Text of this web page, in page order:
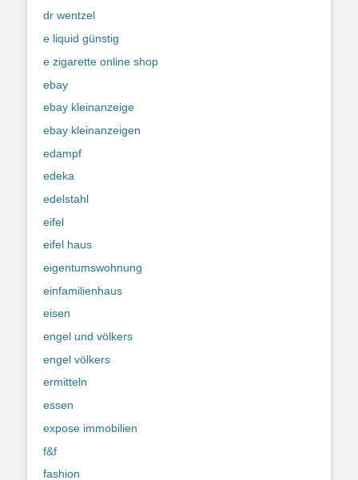
dr wentzel
e liquid günstig
e zigarette online shop
ebay
ebay kleinanzeige
ebay kleinanzeigen
edampf
edeka
edelstahl
eifel
eifel haus
eigentumswohnung
einfamilienhaus
eisen
engel und völkers
engel völkers
ermitteln
essen
expose immobilien
f&f
fashion